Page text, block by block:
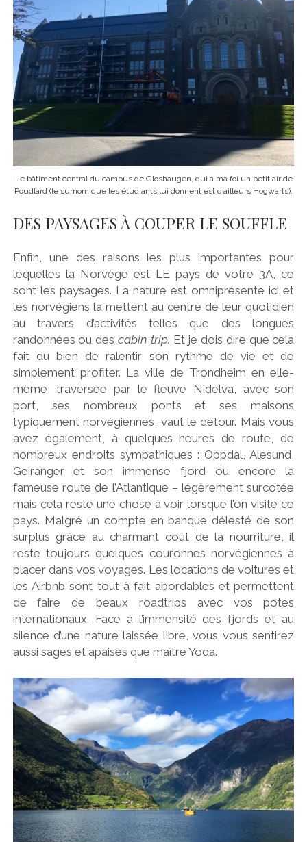
Le bâtiment central du campus de Gloshaugen, qui a ma foi un petit air de
Poudlard (le surnom que les étudiants lui donnent est d’ailleurs Hogwarts).
DES PAYSAGES À COUPER LE SOUFFLE
Enfin, une des raisons les plus importantes pour
lequelles la Norvège est LE pays de votre 3A, ce
sont les paysages. La nature est omniprésente ici et
les norvégiens la mettent au centre de leur quotidien
au travers d’activités telles que des longues
randonnées ou des cabin trip. Et je dois dire que cela
fait du bien de ralentir son rythme de vie et de
simplement profiter. La ville de Trondheim en elle-
même, traversée par le fleuve Nidelva, avec son
port, ses nombreux ponts et ses maisons
typiquement norvégiennes, vaut le détour. Mais vous
avez également, à quelques heures de route, de
nombreux endroits sympathiques : Oppdal, Alesund,
Geiranger et son immense fjord ou encore la
fameuse route de l’Atlantique – légèrement surcotée
mais cela reste une chose à voir lorsque l’on visite ce
pays. Malgré un compte en banque délesté de son
surplus grâce au charmant coût de la nourriture, il
reste toujours quelques couronnes norvégiennes à
placer dans vos voyages. Les locations de voitures et
les Airbnb sont tout à fait abordables et permettent
de faire de beaux roadtrips avec vos potes
internationaux. Face à l’immensité des fjords et au
silence d’une nature laissée libre, vous vous sentirez
aussi sages et apaisés que maître Yoda.